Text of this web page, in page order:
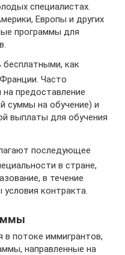
специалистах.
Европы и других
программы для
как
Часто
предоставление
суммы на обучение) и
выплаты для обучения
последующее
в стране,
в течение
контракта.
потоке иммигрантов,
направленные на